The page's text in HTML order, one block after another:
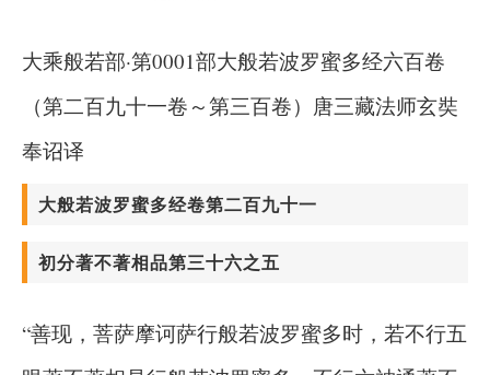
大乘般若部·第0001部大般若波罗蜜多经六百卷
（第二百九十一卷～第三百卷）唐三藏法师玄奘
奉诏译
大般若波罗蜜多经卷第二百九十一
初分著不著相品第三十六之五
“善现，菩萨摩诃萨行般若波罗蜜多时，若不行五